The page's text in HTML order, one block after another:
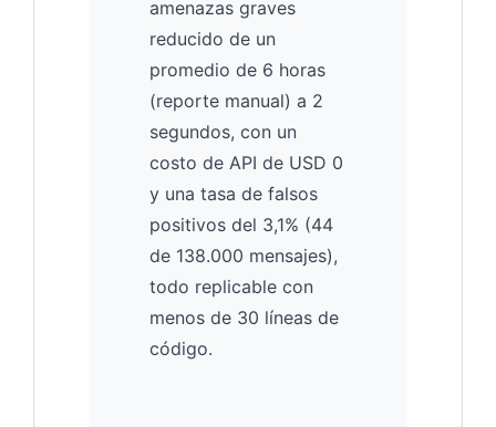
amenazas graves
reducido de un
promedio de 6 horas
(reporte manual) a 2
segundos, con un
costo de API de USD 0
y una tasa de falsos
positivos del 3,1% (44
de 138.000 mensajes),
todo replicable con
menos de 30 líneas de
código.